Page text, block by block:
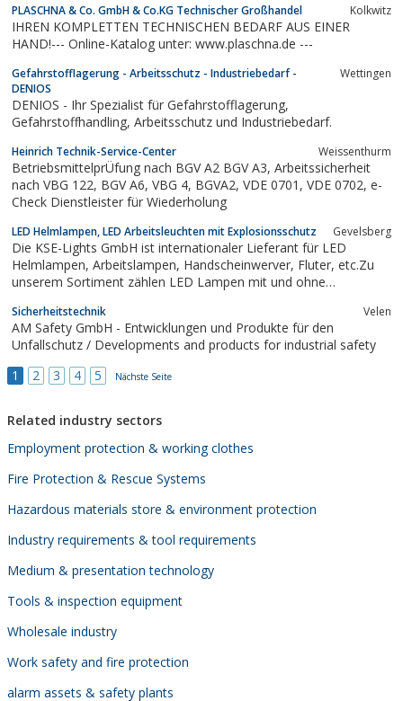
PLASCHNA & Co. GmbH & Co.KG Technischer Großhandel Kolkwitz
IHREN KOMPLETTEN TECHNISCHEN BEDARF AUS EINER
HAND!--- Online-Katalog unter: www.plaschna.de ---
Gefahrstofflagerung - Arbeitsschutz - Industriebedarf -
DENIOS
Wettingen
DENIOS - Ihr Spezialist für Gefahrstofflagerung,
Gefahrstoffhandling, Arbeitsschutz und Industriebedarf.
Heinrich Technik-Service-Center Weissenthurm
BetriebsmittelprÜfung nach BGV A2 BGV A3, Arbeitssicherheit
nach VBG 122, BGV A6, VBG 4, BGVA2, VDE 0701, VDE 0702, e-
Check Dienstleister für Wiederholung
LED Helmlampen, LED Arbeitsleuchten mit Explosionsschutz Gevelsberg
Die KSE-Lights GmbH ist internationaler Lieferant für LED
Helmlampen, Arbeitslampen, Handscheinwerver, Fluter, etc.Zu
unserem Sortiment zählen LED Lampen mit und ohne
Rettungsdiensten, in der Bauindustrie, dem Bergbau, der
Landwirtschaft, Armee, usw. zum...
Sicherheitstechnik Velen
AM Safety GmbH - Entwicklungen und Produkte für den
Unfallschutz / Developments and products for industrial safety
1
2 3 4 5 Nächste Seite
Related industry sectors
Employment protection & working clothes
Fire Protection & Rescue Systems
Hazardous materials store & environment protection
Industry requirements & tool requirements
Medium & presentation technology
Tools & inspection equipment
Wholesale industry
Work safety and fire protection
alarm assets & safety plants